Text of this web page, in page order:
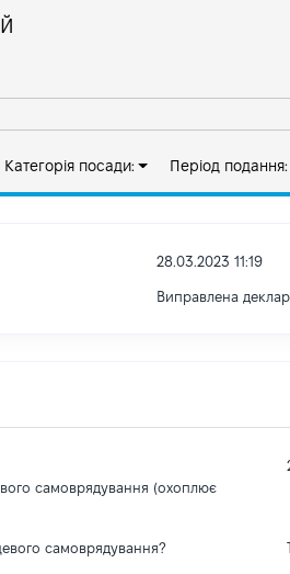
Категорія посади: Період подання:
28.03.2023 11:19
Виправлена
самоврядування (охоплює
самоврядування?